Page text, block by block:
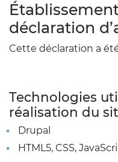
déclaration
Cette déclaration a
Technologies
réalisation du
Drupal
HTML5, CSS,